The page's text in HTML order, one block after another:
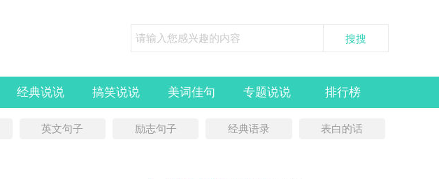
经典说说 搞笑说说 美词佳句 专题说说 排行榜
英文句子 励志句子 经典语录 表白的话